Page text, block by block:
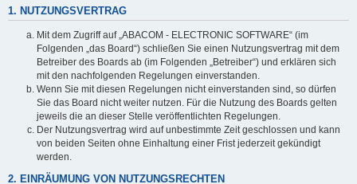
1. NUTZUNGSVERTRAG
Mit dem Zugriff auf „ABACOM - ELECTRONIC SOFTWARE“ (im
Folgenden „das Board“) schließen Sie einen Nutzungsvertrag mit dem
Betreiber des Boards ab (im Folgenden „Betreiber“) und erklären sich
mit den nachfolgenden Regelungen einverstanden.
Wenn Sie mit diesen Regelungen nicht einverstanden sind, so dürfen
Sie das Board nicht weiter nutzen. Für die Nutzung des Boards gelten
jeweils die an dieser Stelle veröffentlichten Regelungen.
Der Nutzungsvertrag wird auf unbestimmte Zeit geschlossen und kann
von beiden Seiten ohne Einhaltung einer Frist jederzeit gekündigt
werden.
2. EINRÄUMUNG VON NUTZUNGSRECHTEN